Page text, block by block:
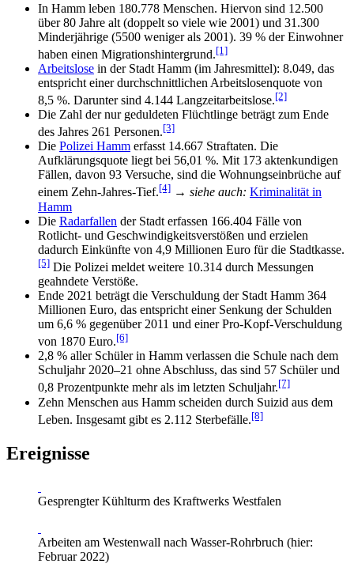
In Hamm leben 180.778 Menschen. Hiervon sind 12.500
über 80 Jahre alt (doppelt so viele wie 2001) und 31.300
Minderjährige (5500 weniger als 2001). 39 % der Einwohner
haben einen Migrationshintergrund.[1]
Arbeitslose in der Stadt Hamm (im Jahresmittel): 8.049, das
entspricht einer durchschnittlichen Arbeitslosenquote von
8,5 %. Darunter sind 4.144 Langzeitarbeitslose.[2]
Die Zahl der nur geduldeten Flüchtlinge beträgt zum Ende
des Jahres 261 Personen.[3]
Die Polizei Hamm erfasst 14.667 Straftaten. Die
Aufklärungsquote liegt bei 56,01 %. Mit 173 aktenkundigen
Fällen, davon 93 Versuche, sind die Wohnungseinbrüche auf
einem Zehn-Jahres-Tief.[4] → siehe auch: Kriminalität in
Hamm
Die Radarfallen der Stadt erfassen 166.404 Fälle von
Rotlicht- und Geschwindigkeitsverstößen und erzielen
dadurch Einkünfte von 4,9 Millionen Euro für die Stadtkasse.
[5] Die Polizei meldet weitere 10.314 durch Messungen
geahndete Verstöße.
Ende 2021 beträgt die Verschuldung der Stadt Hamm 364
Millionen Euro, das entspricht einer Senkung der Schulden
um 6,6 % gegenüber 2011 und einer Pro-Kopf-Verschuldung
von 1870 Euro.[6]
2,8 % aller Schüler in Hamm verlassen die Schule nach dem
Schuljahr 2020–21 ohne Abschluss, das sind 57 Schüler und
0,8 Prozentpunkte mehr als im letzten Schuljahr.[7]
Zehn Menschen aus Hamm scheiden durch Suizid aus dem
Leben. Insgesamt gibt es 2.112 Sterbefälle.[8]
Ereignisse
Gesprengter Kühlturm des Kraftwerks Westfalen
Arbeiten am Westenwall nach Wasser-Rohrbruch (hier:
Februar 2022)